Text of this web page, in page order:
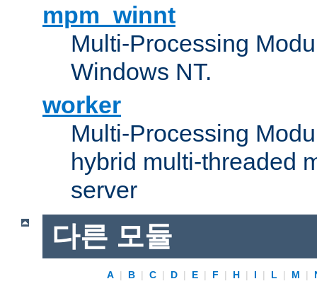
mpm_winnt
Multi-Processing
Windows NT.
worker
Multi-Processing
hybrid multi-threaded
server
다른 모듈
A | B | C | D | E | F | H | I | L | M |